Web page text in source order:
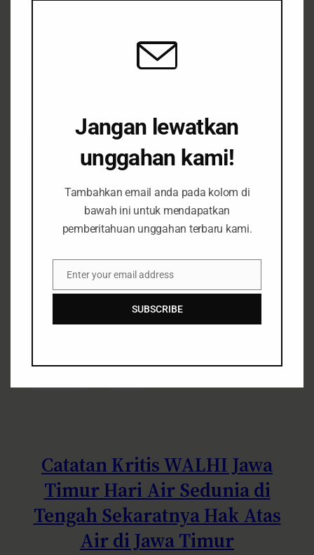
Fokus Isu
Pesisir & Pulau-Pulau Kecil
Siaran Pers Tata Ruang
Fungsi Meningkatkan Resiko
Banjir di Surabaya
2024
Catatan Kritis WALHI Jawa
Timur Hari Air Sedunia di
Tengah Sekaratnya Hak Atas
Air di Jawa Timur
Jangan lewatkan
unggahan kami!
Tambahkan email anda pada kolom di
bawah ini untuk mendapatkan
pemberitahuan unggahan terbaru kami.
Email
Enter your email address
SUBSCRIBE